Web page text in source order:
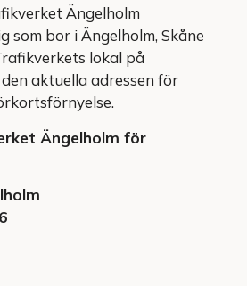
Ängelholm
som bor i Ängelholm, Skåne
lokal på
aktuella adressen för
Ängelholm för